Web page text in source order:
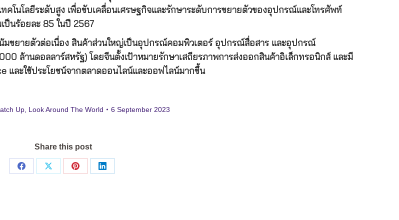
โนโลยีระดับสูง เพื่อขับเคลื่อนเศรษฐกิจและรักษาระดับการขยายตัวของอุปกรณ์และโทรศัพท์
ป็นร้อยละ 85 ในปี 2567
มขยายตัวต่อเนื่อง สินค้าส่วนใหญ่เป็นอุปกรณ์คอมพิวเตอร์ อุปกรณ์สื่อสาร และอุปกรณ์
ล้านดอลลาร์สหรัฐ) โดยจีนตั้งเป้าหมายรักษาเสถียรภาพการส่งออกสินค้าอิเล็กทรอนิกส์ และมี
ละใช้ประโยชน์จากตลาดออนไลน์และออฟไลน์มากขึ้น
Up, Look Around The World 6 September 2023
Share this post
Share
Share
Share
Share